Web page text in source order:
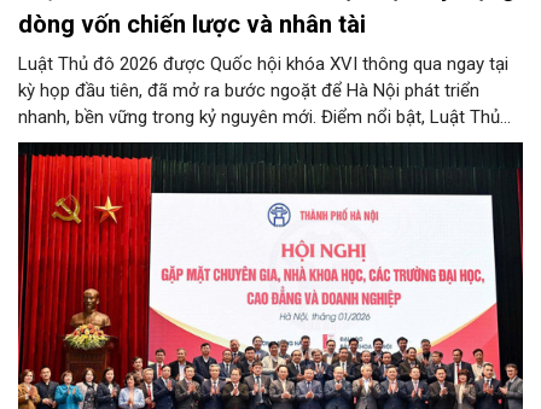
dòng vốn chiến lược và nhân tài
Luật Thủ đô 2026 được Quốc hội khóa XVI thông qua ngay tại
kỳ họp đầu tiên, đã mở ra bước ngoặt để Hà Nội phát triển
nhanh, bền vững trong kỷ nguyên mới. Điểm nổi bật, Luật Thủ
đô 2026 đã “cởi trói”, trao cho Hà Nội khung thể chế đặc thù,
vượt trội để bứt phá, trong đó có việc “trải thảm đỏ” thu hút
nhân tài và các nhà đầu tư chiến lược, mở lối cho Thủ đô
chuyển hóa tầm nhìn thế kỷ thành những kỳ tích phát triển thực
tế.